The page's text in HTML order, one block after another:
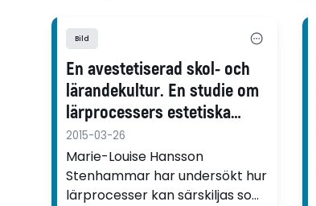
Bild
En avestetiserad skol- och
lärandekultur. En studie om
lärprocessers estetiska
dimensioner
2015-03-26
Marie-Louise Hansson
Stenhammar har undersökt hur
lärprocesser kan särskiljas som